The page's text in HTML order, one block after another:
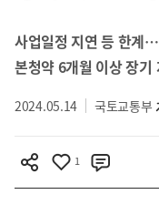
사업일정 지연 등 한계
본청약 6개월 이상 장기
2024.05.14 국토교통부
1